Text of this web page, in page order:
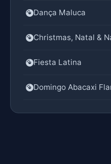
Dança Maluca
Christmas, Natal &
Fiesta Latina
Domingo Abacaxi